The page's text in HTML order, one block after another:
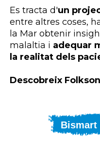
Es tracta d'un
entre altres coses,
la Mar obtenir
malaltia i adequar
la realitat dels
Descobreix
Bismart